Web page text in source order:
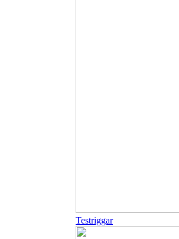
Testriggar